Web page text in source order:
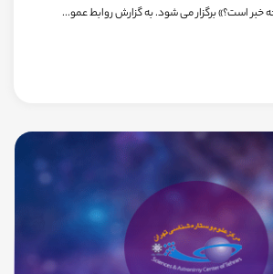
خبر است؟» برگزار می شود. به گزارش روابط عمو...